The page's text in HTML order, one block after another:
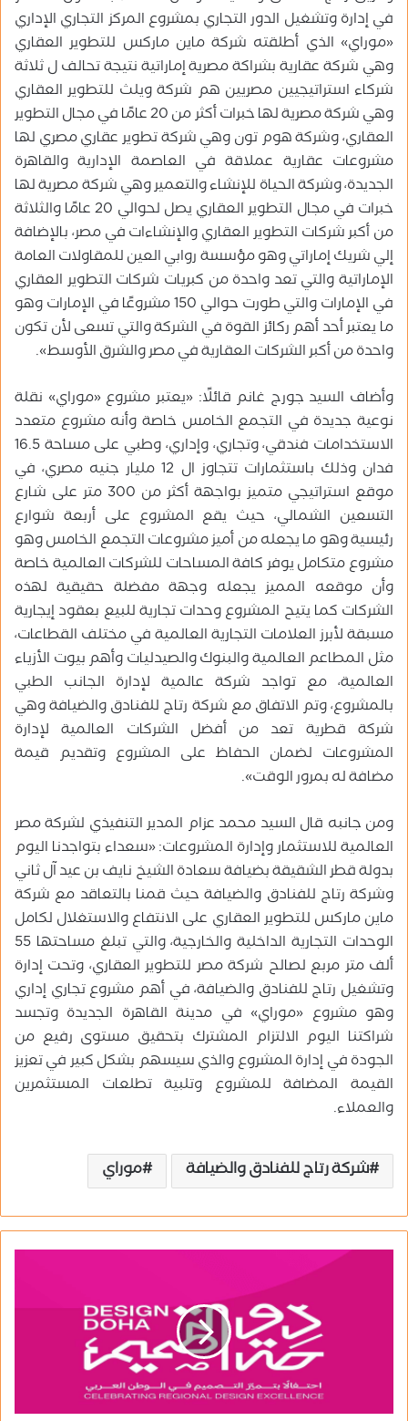
في إدارة وتشغيل الدور التجاري بمشروع المركز التجاري الإداري
«موراي» الذي أطلقته شركة ماين ماركس للتطوير العقاري
وهي شركة عقارية بشراكة مصرية إماراتية نتيجة تحالف ل ثلاثة
شركاء استراتيجيين مصريين هم شركة ويلث للتطوير العقاري
وهي شركة مصرية لها خبرات أكثر من 20 عامًا في مجال التطوير
العقاري، وشركة هوم تون وهي شركة تطوير عقاري مصري لها
مشروعات عقارية عملاقة في العاصمة الإدارية والقاهرة
الجديدة، وشركة الحياة للإنشاء والتعمير وهي شركة مصرية لها
خبرات في مجال التطوير العقاري يصل لحوالي 20 عامًا والثلاثة
من أكبر شركات التطوير العقاري والإنشاءات في مصر، بالإضافة
إلي شريك إماراتي وهو مؤسسة روابي العين للمقاولات العامة
الإماراتية والتي تعد واحدة من كبريات شركات التطوير العقاري
في الإمارات والتي طورت حوالي 150 مشروعًا في الإمارات وهو
ما يعتبر أحد أهم ركائز القوة في الشركة والتي تسعى لأن تكون
واحدة من أكبر الشركات العقارية في مصر والشرق الأوسط».
وأضاف السيد جورج غانم قائلًا: «يعتبر مشروع «موراي» نقلة
نوعية جديدة في التجمع الخامس خاصة وأنه مشروع متعدد
الاستخدامات فندقي، وتجاري، وإداري، وطبي على مساحة 16.5
فدان وذلك باستثمارات تتجاوز ال 12 مليار جنيه مصري، في
موقع استراتيجي متميز بواجهة أكثر من 300 متر على شارع
التسعين الشمالي، حيث يقع المشروع على أربعة شوارع
رئيسية وهو ما يجعله من أميز مشروعات التجمع الخامس وهو
مشروع متكامل يوفر كافة المساحات للشركات العالمية خاصة
وأن موقعه المميز يجعله وجهة مفضلة حقيقية لهذه
الشركات كما يتيح المشروع وحدات تجارية للبيع بعقود إيجارية
مسبقة لأبرز العلامات التجارية العالمية في مختلف القطاعات،
مثل المطاعم العالمية والبنوك والصيدليات وأهم بيوت الأزياء
العالمية، مع تواجد شركة عالمية لإدارة الجانب الطبي
بالمشروع، وتم الاتفاق مع شركة رتاج للفنادق والضيافة وهي
شركة قطرية تعد من أفضل الشركات العالمية لإدارة
المشروعات لضمان الحفاظ على المشروع وتقديم قيمة
مضافة له بمرور الوقت».
ومن جانبه قال السيد محمد عزام المدير التنفيذي لشركة مصر
العالمية للاستثمار وإدارة المشروعات: «سعداء بتواجدنا اليوم
بدولة قطر الشقيقة بضيافة سعادة الشيخ نايف بن عيد آل ثاني
وشركة رتاج للفنادق والضيافة حيث قمنا بالتعاقد مع شركة
ماين ماركس للتطوير العقاري على الانتفاع والاستغلال لكامل
الوحدات التجارية الداخلية والخارجية، والتي تبلغ مساحتها 55
ألف متر مربع لصالح شركة مصر للتطوير العقاري، وتحت إدارة
وتشغيل رتاج للفنادق والضيافة، في أهم مشروع تجاري إداري
وهو مشروع «موراي» في مدينة القاهرة الجديدة وتجسد
شراكتنا اليوم الالتزام المشترك بتحقيق مستوى رفيع من
الجودة في إدارة المشروع والذي سيسهم بشكل كبير في تعزيز
القيمة المضافة للمشروع وتلبية تطلعات المستثمرين
والعملاء.
شركة رتاج للفنادق والضيافة موراي